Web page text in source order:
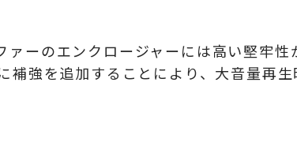
ーのエンクロージャーには高い堅牢
強を追加することにより、大音量再